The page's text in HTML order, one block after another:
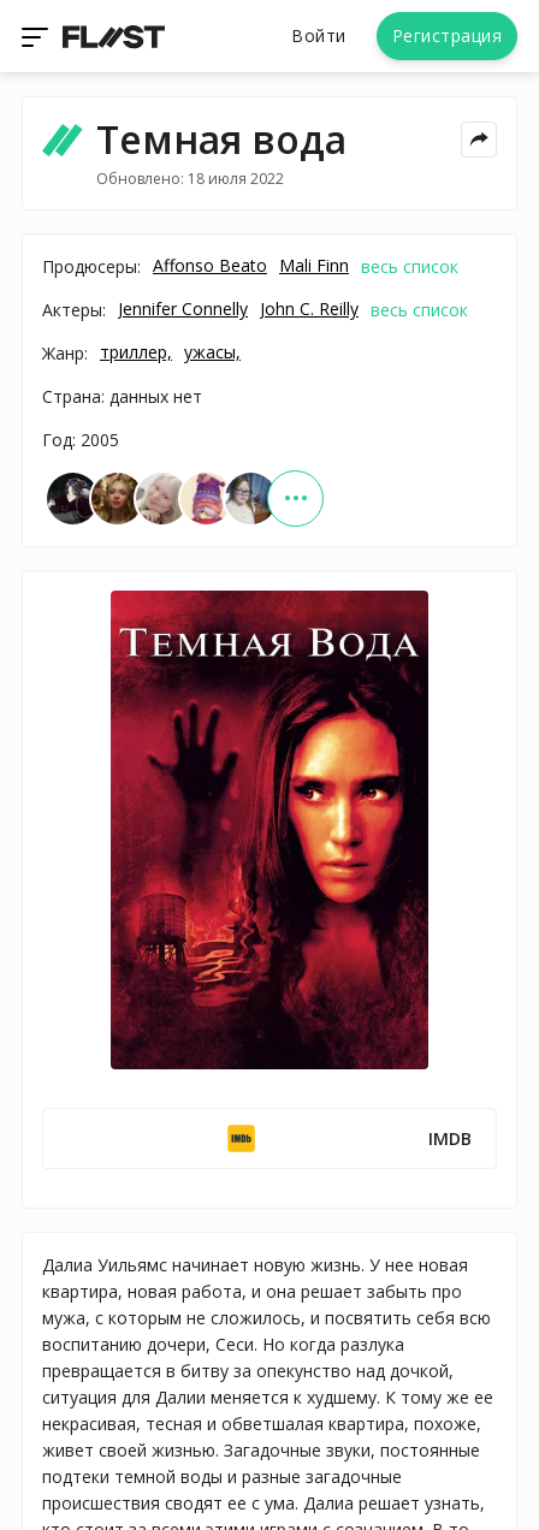
Войти Регистрация
Темная вода
Обновлено: 18 июля 2022
Продюсеры: Affonso Beato Mali Finn весь список
Актеры:
Jennifer Connelly John C. Reilly весь список
Жанр:
триллер, ужасы,
Страна: данных нет
Год: 2005
IMDB
Далиа Уильямс начинает новую жизнь. У нее новая
квартира, новая работа, и она решает забыть про
мужа, с которым не сложилось, и посвятить себя всю
воспитанию дочери, Сеси. Но когда разлука
превращается в битву за опекунство над дочкой,
ситуация для Далии меняется к худшему. К тому же ее
некрасивая, тесная и обветшалая квартира, похоже,
живет своей жизнью. Загадочные звуки, постоянные
подтеки темной воды и разные загадочные
происшествия сводят ее с ума. Далиа решает узнать,